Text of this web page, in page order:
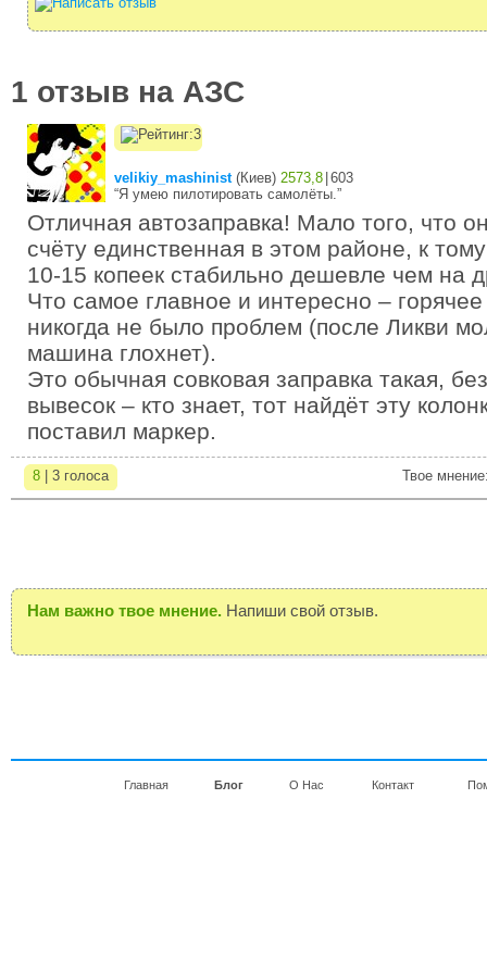
1 отзыв на АЗС
velikiy_mashinist(Киев) 2573,8 603
“Я умею пилотировать самолёты.”
Отличная автозаправка! Мало того, что
счёту единственная в этом районе, к
10-15 копеек стабильно дешевле чем на
Что самое главное и интересно –
никогда не было проблем (после Ликви
машина глохнет).
Это обычная совковая заправка такая,
вывесок – кто знает, тот найдёт эту
поставил маркер.
8 | 3 голоса Твое
Нам важно твое мнение. Напиши свой отзыв.
Главная Блог О Нас Контакт